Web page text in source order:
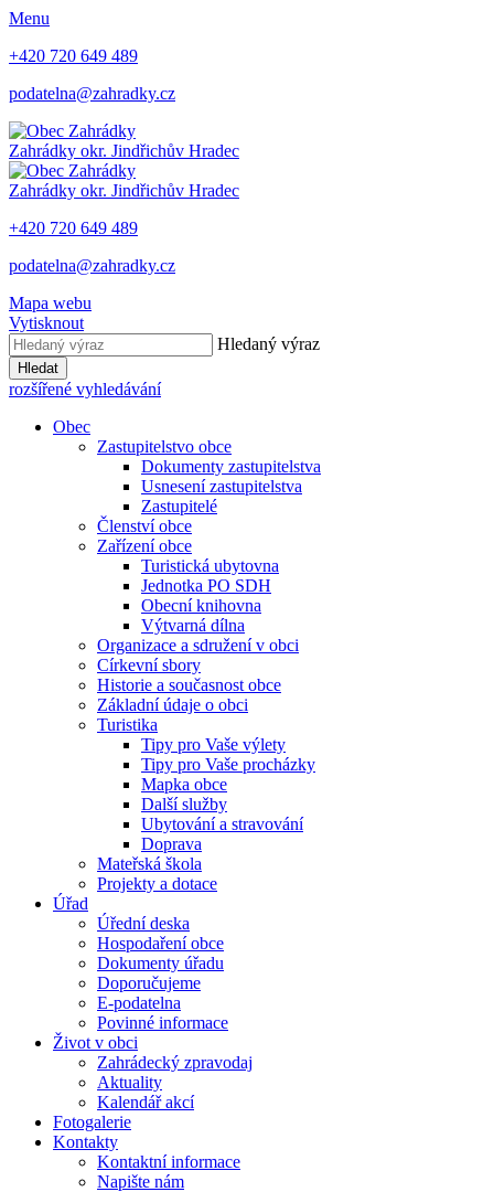
Menu
+420 720 649 489
podatelna@zahradky.cz
Zahrádky okr. Jindřichův Hradec
Zahrádky okr. Jindřichův Hradec
+420 720 649 489
podatelna@zahradky.cz
Mapa webu
Vytisknout
Hledaný výraz
Hledat
rozšířené vyhledávání
Obec
Zastupitelstvo obce
Dokumenty zastupitelstva
Usnesení zastupitelstva
Zastupitelé
Členství obce
Zařízení obce
Turistická ubytovna
Jednotka PO SDH
Obecní knihovna
Výtvarná dílna
Organizace a sdružení v obci
Církevní sbory
Historie a současnost obce
Základní údaje o obci
Turistika
Tipy pro Vaše výlety
Tipy pro Vaše procházky
Mapka obce
Další služby
Ubytování a stravování
Doprava
Mateřská škola
Projekty a dotace
Úřad
Úřední deska
Hospodaření obce
Dokumenty úřadu
Doporučujeme
E-podatelna
Povinné informace
Život v obci
Zahrádecký zpravodaj
Aktuality
Kalendář akcí
Fotogalerie
Kontakty
Kontaktní informace
Napište nám